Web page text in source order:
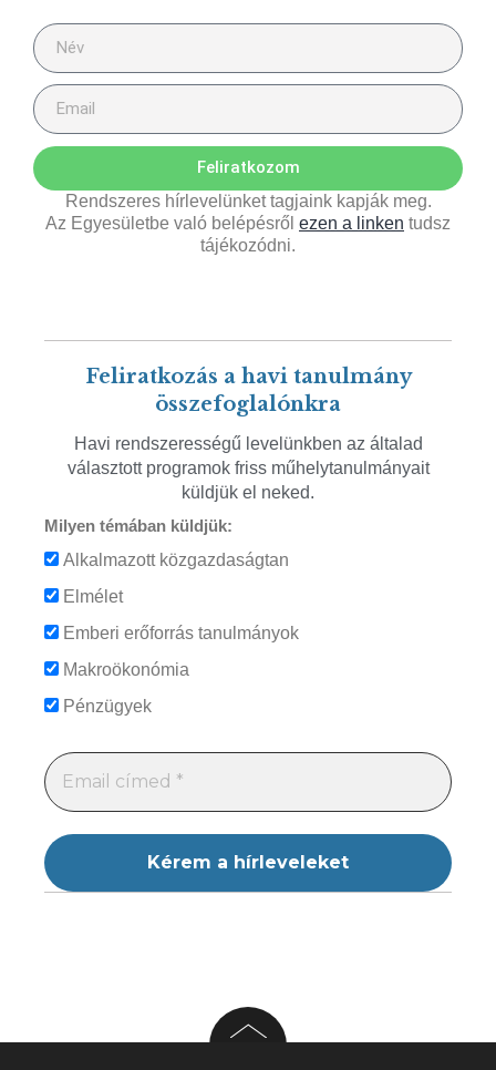
Feliratkozom
Rendszeres hírlevelünket tagjaink kapják meg.
Az Egyesületbe való belépésről ezen a linken tudsz
tájékozódni.
Feliratkozás a havi tanulmány
összefoglalónkra
Havi rendszerességű levelünkben az általad
választott programok friss műhelytanulmányait
küldjük el neked.
Milyen témában küldjük:
Alkalmazott közgazdaságtan
Elmélet
Emberi erőforrás tanulmányok
Makroökonómia
Pénzügyek